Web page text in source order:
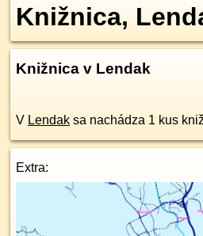
Knižnica,
Knižnica v Lendak
V Lendak sa nachádza 1 kus
Extra: